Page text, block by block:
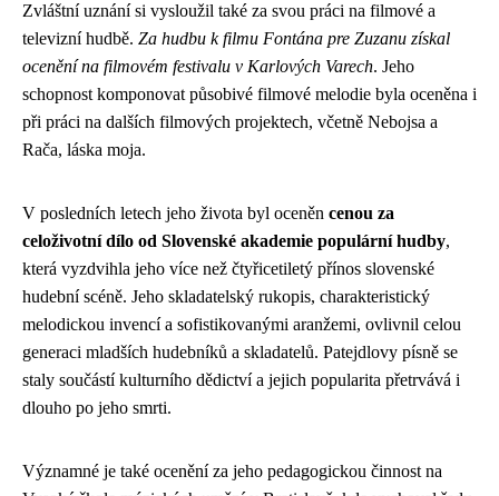
Zvláštní uznání si vysloužil také za svou práci na filmové a
televizní hudbě. Za hudbu k filmu Fontána pre Zuzanu získal
ocenění na filmovém festivalu v Karlových Varech. Jeho
schopnost komponovat působivé filmové melodie byla oceněna i
při práci na dalších filmových projektech, včetně Nebojsa a
Rača, láska moja.
V posledních letech jeho života byl oceněn cenou za
celoživotní dílo od Slovenské akademie populární hudby,
která vyzdvihla jeho více než čtyřicetiletý přínos slovenské
hudební scéně. Jeho skladatelský rukopis, charakteristický
melodickou invencí a sofistikovanými aranžemi, ovlivnil celou
generaci mladších hudebníků a skladatelů. Patejdlovy písně se
staly součástí kulturního dědictví a jejich popularita přetrvává i
dlouho po jeho smrti.
Významné je také ocenění za jeho pedagogickou činnost na